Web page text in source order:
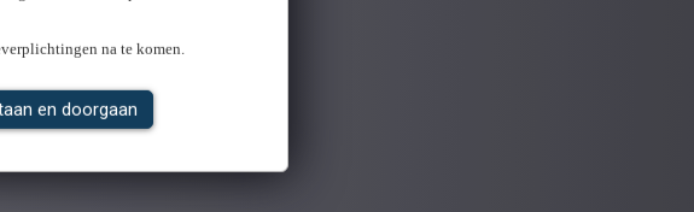
na te komen.
en doorgaan